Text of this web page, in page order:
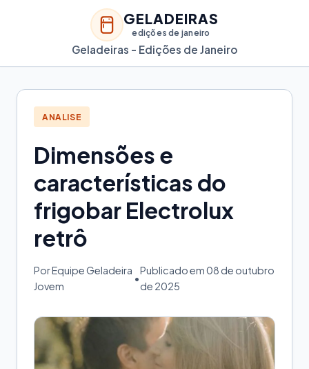
GELADEIRAS
edições de janeiro
Geladeiras - Edições de Janeiro
ANALISE
Dimensões e
características do
frigobar Electrolux
retrô
Por Equipe Geladeira
Jovem
•
Publicado em 08 de outubro
de 2025